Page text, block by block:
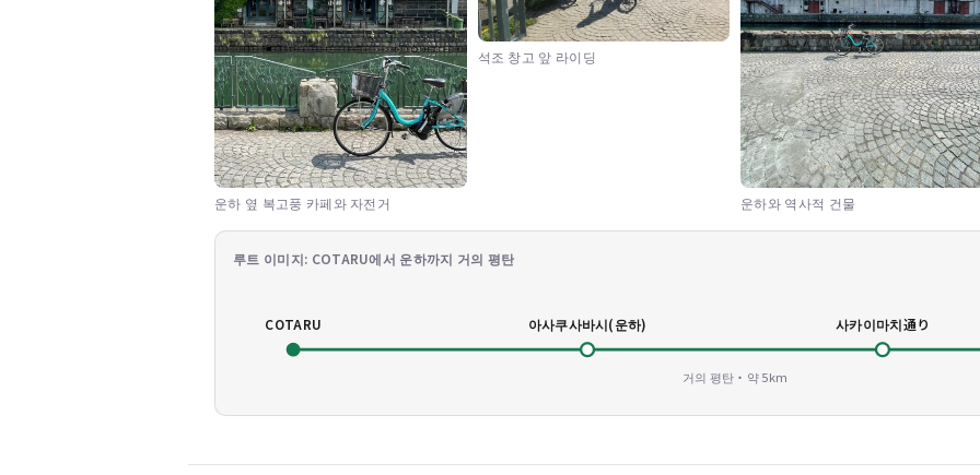
운하 옆 복고풍 카페와 자전거
석조 창고 앞 라이딩
운하와 역사적 건물
루트 이미지: COTARU에서 운하까지 거의 평탄
COTARU 아사쿠사바시(운하) 사카이마치通り
거의 평탄・약 5km